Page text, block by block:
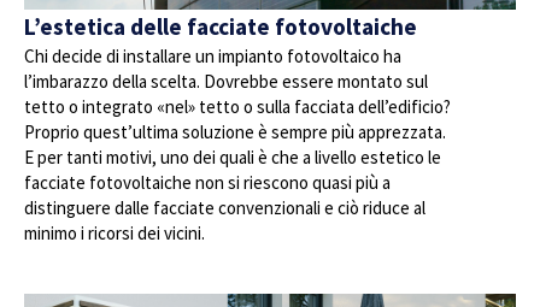
L’estetica delle facciate fotovoltaiche
Chi decide di installare un impianto fotovoltaico ha
l’imbarazzo della scelta. Dovrebbe essere montato sul
tetto o integrato «nel» tetto o sulla facciata dell’edificio?
Proprio quest’ultima soluzione è sempre più apprezzata.
E per tanti motivi, uno dei quali è che a livello estetico le
facciate fotovoltaiche non si riescono quasi più a
distinguere dalle facciate convenzionali e ciò riduce al
minimo i ricorsi dei vicini.